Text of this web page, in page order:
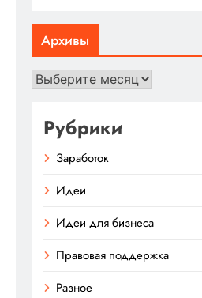
Архивы
Архивы
Рубрики
Заработок
Идеи
Идеи для бизнеса
Правовая поддержка
Разное